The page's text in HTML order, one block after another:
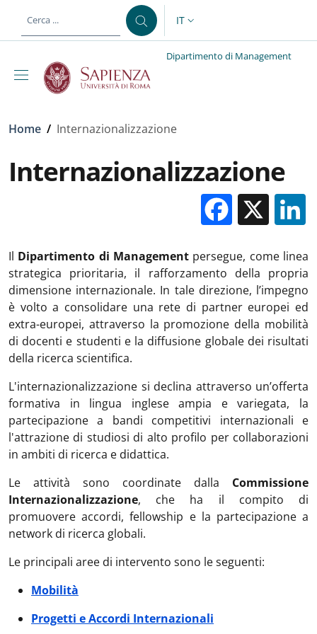
al contenuto principale
SELETTORE LINGUA:
IT
Dipartimento di Management
Briciole di pane
Home / Internazionalizzazione
Internazionalizzazione
X
Il Dipartimento di Management persegue, come linea
strategica prioritaria, il rafforzamento della propria
dimensione internazionale. In tale direzione, l’impegno
è volto a consolidare una rete di partner europei ed
extra-europei, attraverso la promozione della mobilità
di docenti e studenti e la diffusione globale dei risultati
della ricerca scientifica.
L'internazionalizzazione si declina attraverso un’offerta
formativa in lingua inglese ampia e variegata, la
partecipazione a bandi competitivi internazionali e
l'attrazione di studiosi di alto profilo per collaborazioni
in ambiti di ricerca e didattica.
Le attività sono coordinate dalla Commissione
Internazionalizzazione, che ha il compito di
promuovere accordi, fellowship e la partecipazione a
network di ricerca globali.
Le principali aree di intervento sono le seguenti:
Mobilità
Progetti e Accordi Internazionali